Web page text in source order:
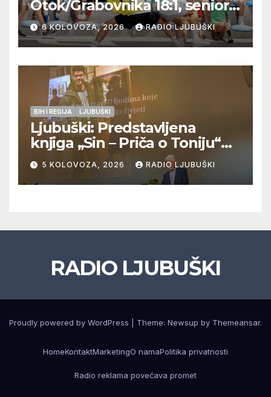
Otok/Grabovnika 18:1, seniori
Pregrađa u četvrtfinalu,
Veljaci i Cerno/Crnopod u
doigravanju, Grljevići završili
natjecanje
6 KOLOVOZA, 2026 RADIO LJUBUŠKI
BIH I REGIJA LJUBUŠKI
Ljubuški: Predstavljena
knjiga „Sin – Priča o Toniju“
dr. sc. Zdenka Hercega
5 KOLOVOZA, 2026 RADIO LJUBUŠKI
RADIO LJUBUŠKI
Proudly powered by WordPress Theme: Newsup by Themeansar.
HomeKontaktMarketingO namaPolitika privatnosti
Radio reklama povećava promet